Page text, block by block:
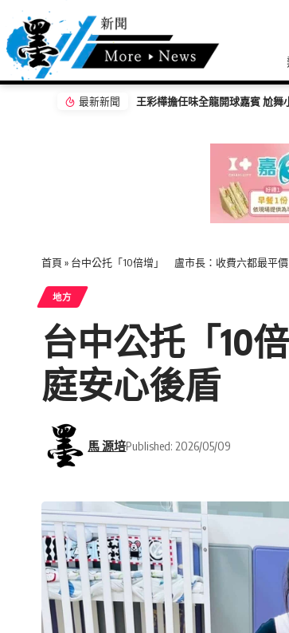
最新新聞 王彩樺擔任味全龍開球嘉賓 尬舞
首頁 » 台中公托「10倍增」 盧市長：收費六都最平
地方
台中公托「10
庭安心後盾
馬 源培Published: 2026/05/09